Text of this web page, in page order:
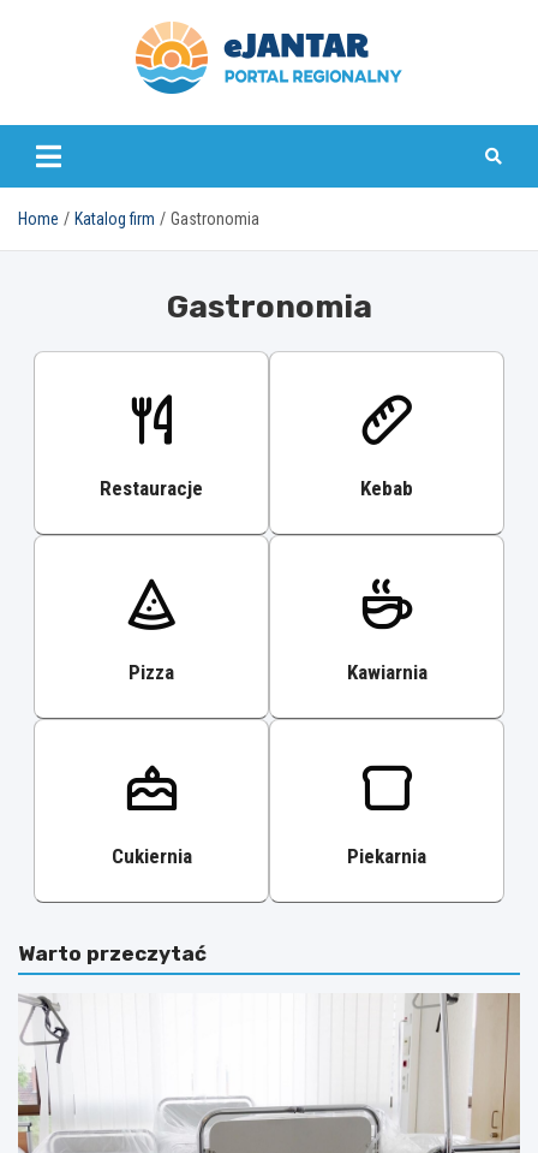
ejantar.pl
Home Katalog firm Gastronomia
Gastronomia
Restauracje Kebab
Pizza Kawiarnia
Cukiernia Piekarnia
Warto przeczytać